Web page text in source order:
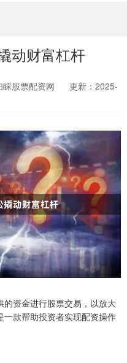
动财富杠杆
睬股票配资网
更新：2025-
资金进行股票交易，以放大
款帮助投资者实现配资操作